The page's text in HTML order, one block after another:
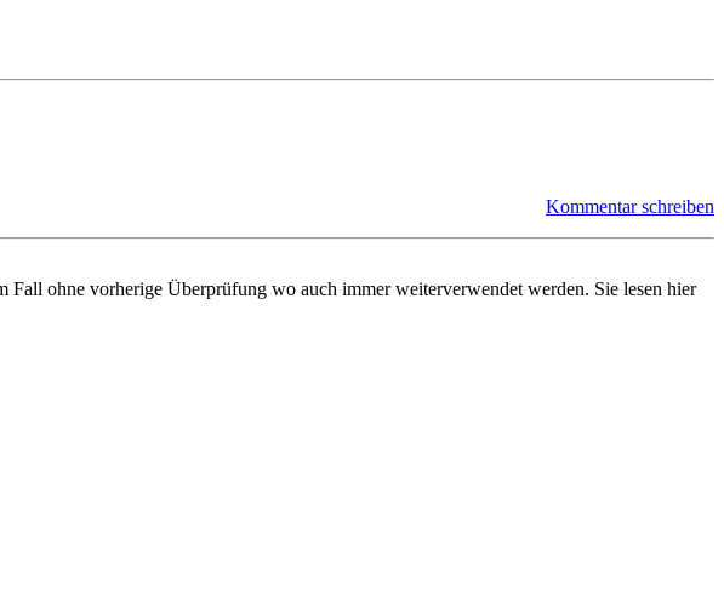
Kommentar schreiben
ohne vorherige Überprüfung wo auch immer weiterverwendet werden. Sie lesen hier